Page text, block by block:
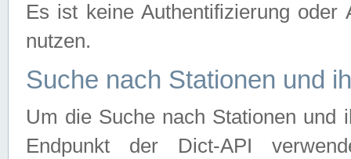
Es ist keine Authentifizierung
nutzen.
Suche nach Stationen und
Um die Suche nach Stationen und
Endpunkt der Dict-API